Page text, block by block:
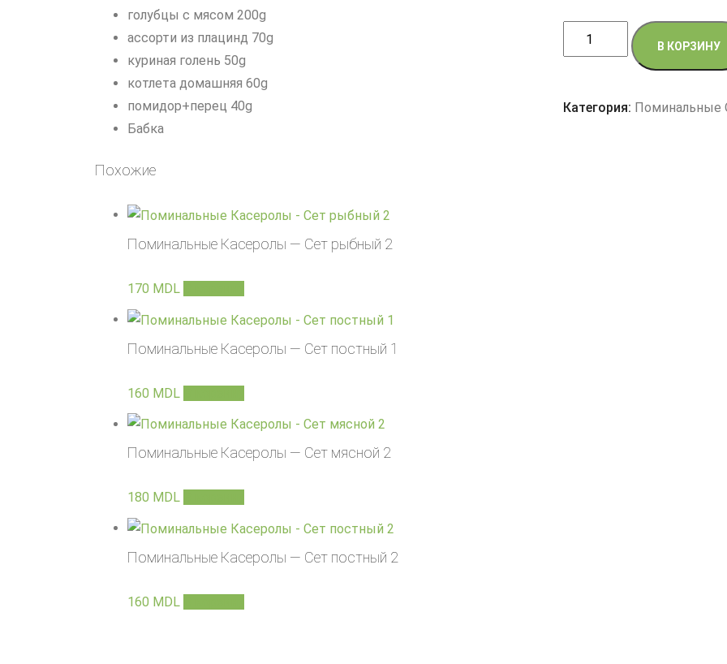
Количество
товара
Касеролы
В КОРЗИНУ
Категория: Поминальные
голубцы с мясом 200g
ассорти из плацинд 70g
куриная голень 50g
котлета домашняя 60g
помидор+перец 40g
Бабка
Похожие
Поминальные Касеролы — Сет рыбный 2
170 MDL
Поминальные Касеролы — Сет постный 1
160 MDL
Поминальные Касеролы — Сет мясной 2
180 MDL
Поминальные Касеролы — Сет постный 2
160 MDL